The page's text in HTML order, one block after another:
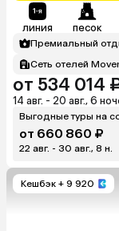
линия песок
Премиальный
Сеть отелей
от 534 014
14 авг. - 20 авг., 6
Выгодные туры на
от 660 860 ₽
22 авг. - 30 авг., 8 н.
Кешбэк + 9 920